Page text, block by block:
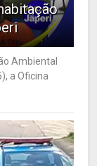
Ambiental
a Oficina